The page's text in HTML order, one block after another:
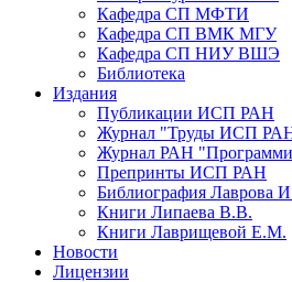
Кафедра СП МФТИ
Кафедра СП ВМК МГУ
Кафедра СП НИУ ВШЭ
Библиотека
Издания
Публикации ИСП РАН
Журнал "Труды ИСП
Журнал РАН
Препринты ИСП РАН
Библиография Лаврова
Книги Липаева В.В.
Книги Лаврищевой Е.М.
Новости
Лицензии